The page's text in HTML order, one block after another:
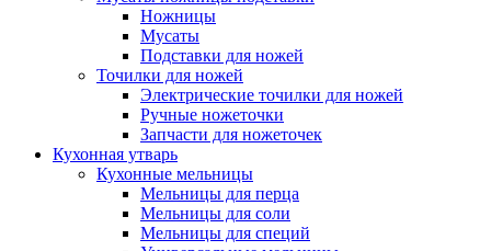
Ножницы
Мусаты
Подставки для ножей
Точилки для ножей
Электрические точилки для ножей
Ручные ножеточки
Запчасти для ножеточек
Кухонная утварь
Кухонные мельницы
Мельницы для перца
Мельницы для соли
Мельницы для специй